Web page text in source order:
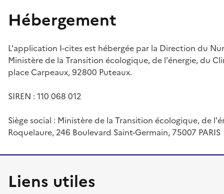
Hébergement
L'application I-cites est hébergée par la Direction du
Ministère de la Transition écologique, de l'énergie, du
place Carpeaux, 92800 Puteaux.
SIREN : 110 068 012
Siège social : Ministère de la Transition écologique, de
Roquelaure, 246 Boulevard Saint-Germain, 75007 PARIS
Liens utiles